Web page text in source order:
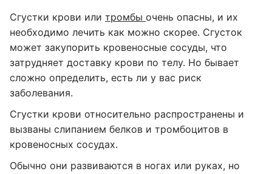
Сгустки крови или тромбы очень опасны, и их
необходимо лечить как можно скорее. Сгусток
может закупорить кровеносные сосуды, что
затрудняет доставку крови по телу. Но бывает
сложно определить, есть ли у вас риск
заболевания.
Сгустки крови относительно распространены и
вызваны слипанием белков и тромбоцитов в
кровеносных сосудах.
Обычно они развиваются в ногах или руках, но